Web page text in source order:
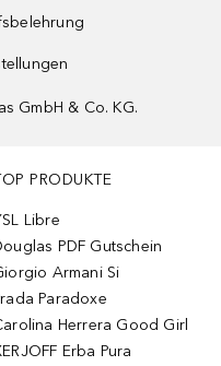
GmbH & Co. KG.
PRODUKTE
Libre
PDF Gutschein
Armani Si
Paradoxe
Herrera Good Girl
Erba Pura